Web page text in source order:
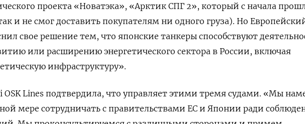
проекта «Новатэка», «Арктик СПГ 2», который с начала
и не смог доставить покупателям ни одного груза). Но
свое решение тем, что японские танкеры способствуют
или расширению энергетического сектора в России, включая
инфраструктуру».
OSK Lines подтвердила, что управляет этими тремя судами. «Мы
мере сотрудничать с правительствами ЕС и Японии ради